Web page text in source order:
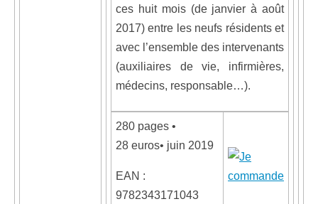
ces huit mois (de janvier à août
2017) entre les neufs résidents et
avec l’ensemble des intervenants
(auxiliaires de vie, infirmières,
médecins, responsable…).
280 pages •
28 euros• juin 2019
EAN :
9782343171043